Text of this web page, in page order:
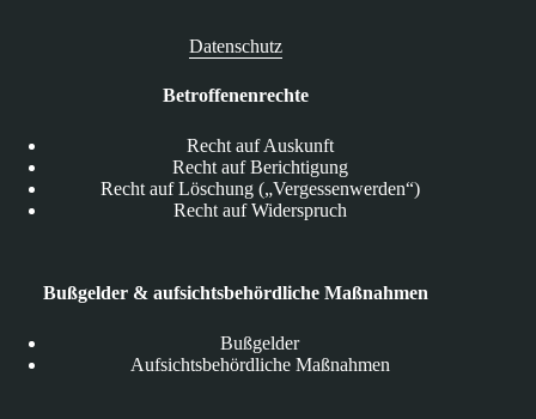
Datenschutz
Betroffenenrechte
Recht auf Auskunft
Recht auf Berichtigung
Recht auf Löschung („Vergessenwerden“)
Recht auf Widerspruch
Bußgelder & aufsichtsbehördliche Maßnahmen
Bußgelder
Aufsichtsbehördliche Maßnahmen